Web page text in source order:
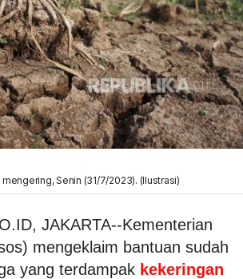
Senin (31/7/2023). (Ilustrasi)
JAKARTA--Kementerian
mengeklaim bantuan sudah
yang terdampak kekeringan